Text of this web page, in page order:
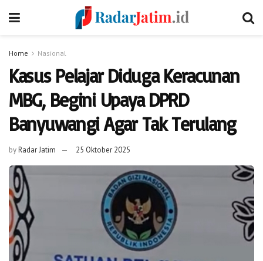
Home Nasional
Kasus Pelajar Diduga Keracunan
MBG, Begini Upaya DPRD
Banyuwangi Agar Tak Terulang
byRadar Jatim 25 Oktober 2025